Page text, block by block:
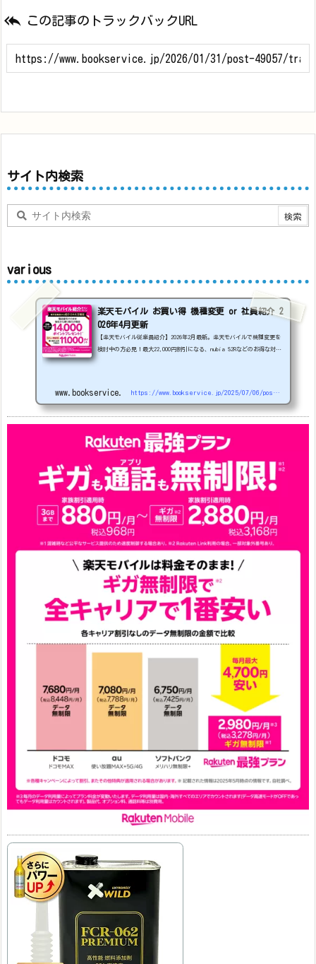
 この記事のトラックバックURL
サイト内検索
various
楽天モバイル お買い得 機種変更 or 社員紹介 2
026年4月更新
【楽天モバイル従業員紹介】2026年2月最新。楽天モバイルで機種変更を
検討中の方必見！最大22,000円割引になる、nubia S2Rなどのお得な対象
arrows We2 1円 arrows We2 Plus #1円
www.bookservice.jp https://www.bookservice.jp/2025/07/06/post-48181